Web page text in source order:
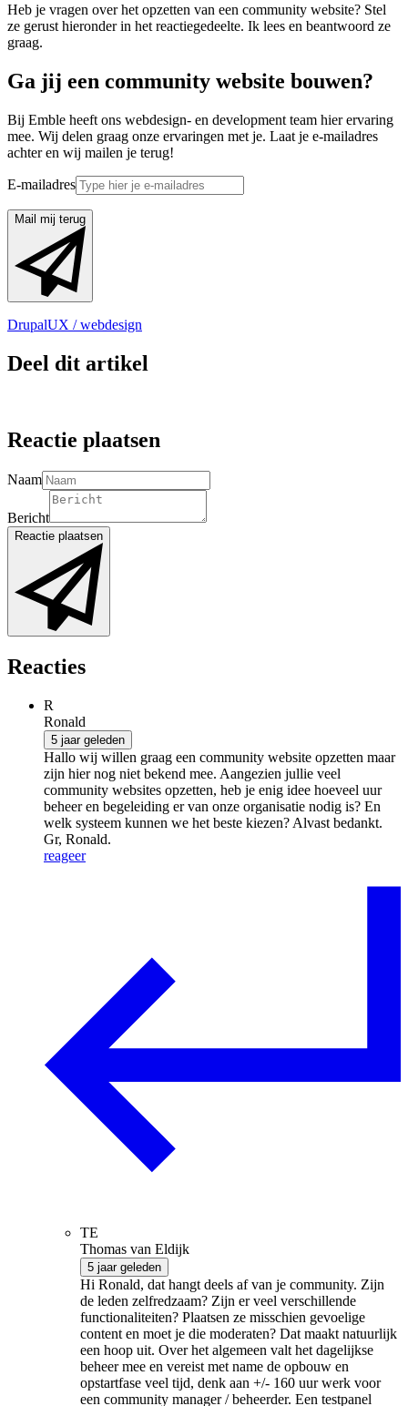
Heb je vragen over het opzetten van een community website? Stel
ze gerust hieronder in het reactiegedeelte. Ik lees en beantwoord ze
graag.
Ga jij een community website bouwen?
Bij Emble heeft ons webdesign- en development team hier ervaring
mee. Wij delen graag onze ervaringen met je. Laat je e-mailadres
achter en wij mailen je terug!
E-mailadres
Mail mij terug
DrupalUX / webdesign
Deel dit artikel
Reactie plaatsen
Naam
Bericht
Reactie plaatsen
Reacties
R
Ronald
5 jaar geleden
Hallo wij willen graag een community website opzetten maar
zijn hier nog niet bekend mee. Aangezien jullie veel
community websites opzetten, heb je enig idee hoeveel uur
beheer en begeleiding er van onze organisatie nodig is? En
welk systeem kunnen we het beste kiezen? Alvast bedankt.
Gr, Ronald.
reageer
TE
Thomas van Eldijk
5 jaar geleden
Hi Ronald, dat hangt deels af van je community. Zijn
de leden zelfredzaam? Zijn er veel verschillende
functionaliteiten? Plaatsen ze misschien gevoelige
content en moet je die moderaten? Dat maakt natuurlijk
een hoop uit. Over het algemeen valt het dagelijkse
beheer mee en vereist met name de opbouw en
opstartfase veel tijd, denk aan +/- 160 uur werk voor
een community manager / beheerder. Een testpanel